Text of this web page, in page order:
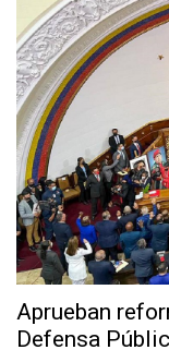
Aprueban
Defensa